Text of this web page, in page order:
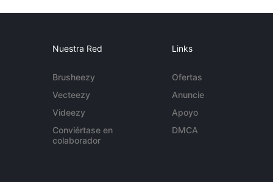
Nuestra Red
Brusheezy
Vecteezy
Videezy
Conviértase en
colaborador
Links
Ofertas
Anuncie
Apoyo
DMCA